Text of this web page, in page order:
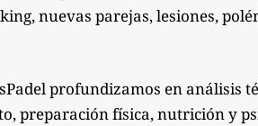
nuevas parejas, lesiones,
profundizamos en análisis
preparación física, nutrición y